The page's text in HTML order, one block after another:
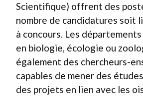
Scientifique) offrent des
nombre de candidatures soit
à concours. Les
en biologie, écologie ou
également des chercheurs-
capables de mener des
des projets en lien avec les